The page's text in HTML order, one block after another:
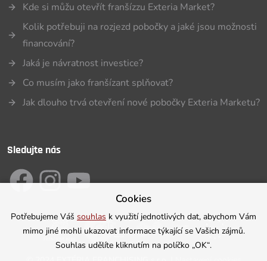
Kde si můžu otevřít franšízzu Exteria Market?
Kolik potřebuji na rozjezd pobočky a jaké jsou možnosti
financování?
Jaká je návratnost investice?
Co musím jako franšízant splňovat?
Jak dlouho trvá otevření nové pobočky Exteria Marketu?
Sledujte nás
Cookies
Potřebujeme Váš souhlas k využití jednotlivých dat, abychom Vám
mimo jiné mohli ukazovat informace týkající se Vašich zájmů.
Souhlas udělíte kliknutím na políčko „OK“.